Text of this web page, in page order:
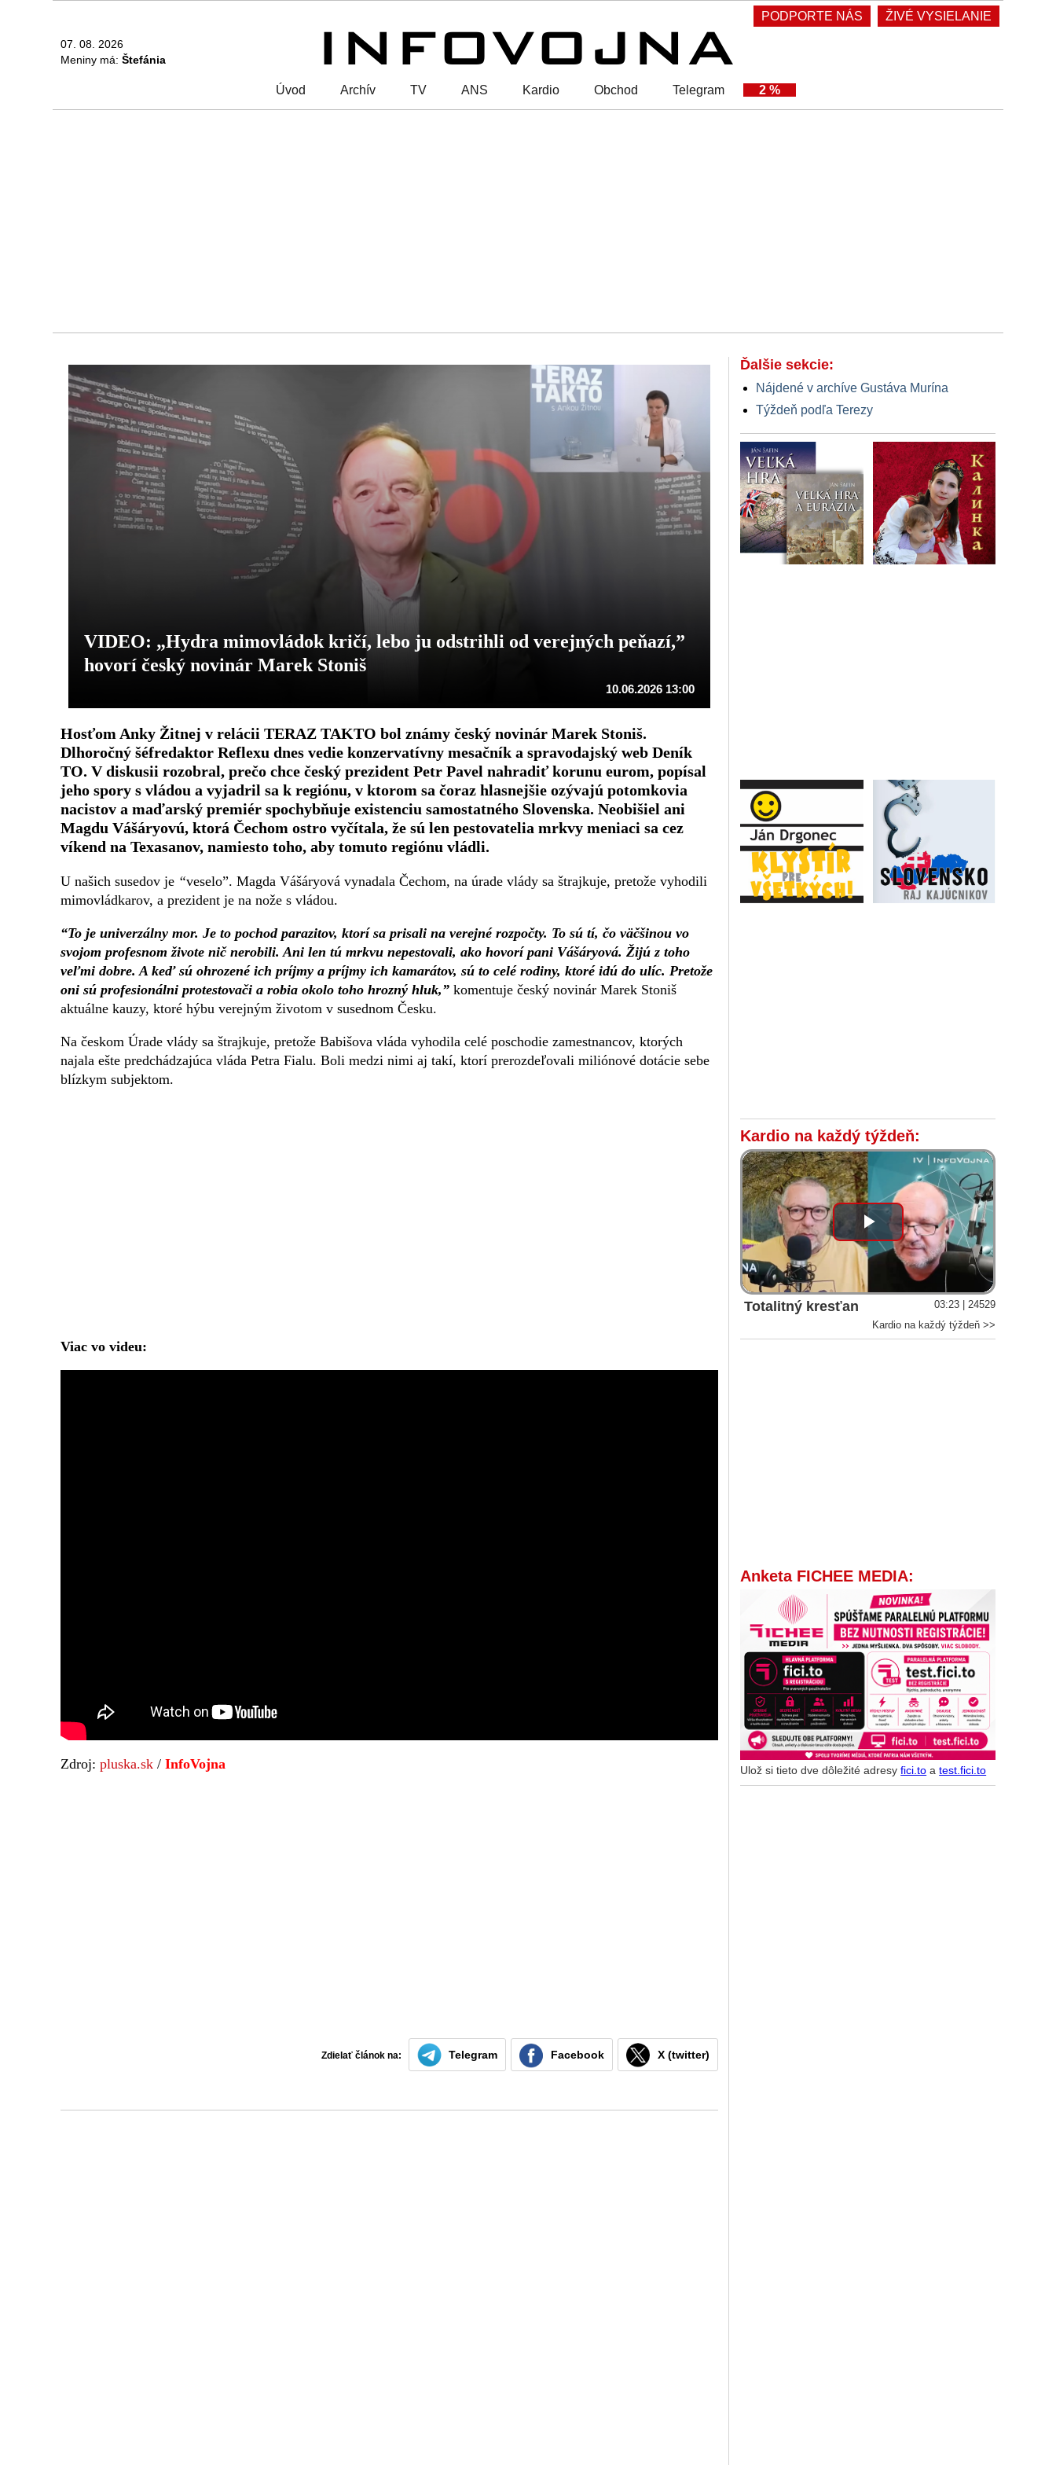
PODPORTE NÁS ŽIVÉ VYSIELANIE
07. 08. 2026
Meniny má: Štefánia
Úvod Archív TV ANS Kardio Obchod Telegram 2 %
VIDEO: „Hydra mimovládok kričí, lebo ju odstrihli od verejných peňazí,”
hovorí český novinár Marek Stoniš
10.06.2026 13:00
Hosťom Anky Žitnej v relácii TERAZ TAKTO bol známy český novinár Marek Stoniš.
Dlhoročný šéfredaktor Reflexu dnes vedie konzervatívny mesačník a spravodajský web Deník
TO. V diskusii rozobral, prečo chce český prezident Petr Pavel nahradiť korunu eurom, popísal
jeho spory s vládou a vyjadril sa k regiónu, v ktorom sa čoraz hlasnejšie ozývajú potomkovia
nacistov a maďarský premiér spochybňuje existenciu samostatného Slovenska. Neobišiel ani
Magdu Vášáryovú, ktorá Čechom ostro vyčítala, že sú len pestovatelia mrkvy meniaci sa cez
víkend na Texasanov, namiesto toho, aby tomuto regiónu vládli.
U našich susedov je “veselo”. Magda Vášáryová vynadala Čechom, na úrade vlády sa štrajkuje, pretože vyhodili
mimovládkarov, a prezident je na nože s vládou.
“To je univerzálny mor. Je to pochod parazitov, ktorí sa prisali na verejné rozpočty. To sú tí, čo väčšinou vo
svojom profesnom živote nič nerobili. Ani len tú mrkvu nepestovali, ako hovorí pani Vášáryová. Žijú z toho
veľmi dobre. A keď sú ohrozené ich príjmy a príjmy ich kamarátov, sú to celé rodiny, ktoré idú do ulíc. Pretože
oni sú profesionálni protestovači a robia okolo toho hrozný hluk,” komentuje český novinár Marek Stoniš
aktuálne kauzy, ktoré hýbu verejným životom v susednom Česku.
Na českom Úrade vlády sa štrajkuje, pretože Babišova vláda vyhodila celé poschodie zamestnancov, ktorých
najala ešte predchádzajúca vláda Petra Fialu. Boli medzi nimi aj takí, ktorí prerozdeľovali miliónové dotácie sebe
blízkym subjektom.
Viac vo videu:
Zdroj: pluska.sk / InfoVojna
Zdielať článok na: Telegram Facebook X (twitter)
Ďalšie sekcie:
Nájdené v archíve Gustáva Murína
Týždeň podľa Terezy
Kardio na každý týždeň:
Play
Video
Totalitný kresťan
03:23 | 24529
Kardio na každý týždeň >>
Anketa FICHEE MEDIA:
Ulož si tieto dve dôležité adresyfici.to atest.fici.to